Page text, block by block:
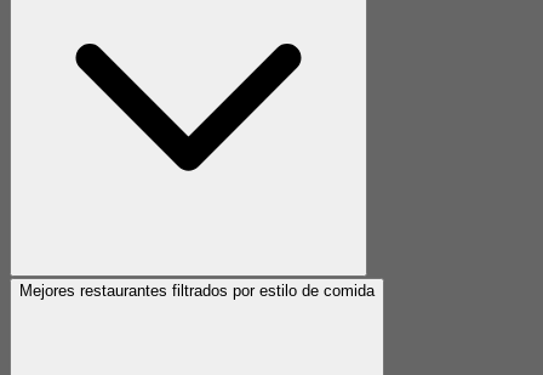
Mejores restaurantes filtrados por estilo de comida